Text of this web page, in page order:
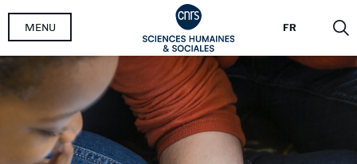
Aller
principal
FR
MENU